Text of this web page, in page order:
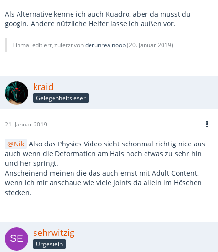
Als Alternative kenne ich auch Kuadro, aber da musst du
googln. Andere nützliche Helfer lasse ich außen vor.
Einmal editiert, zuletzt vonderunrealnoob(20. Januar 2019)
kraid
Gelegenheitsleser
21. Januar 2019
Nik Also das Physics Video sieht schonmal richtig nice aus
auch wenn die Deformation am Hals noch etwas zu sehr hin
und her springt.
Anscheinend meinen die das auch ernst mit Adult Content,
wenn ich mir anschaue wie viele Joints da allein im Höschen
stecken.
sehrwitzig
Urgestein